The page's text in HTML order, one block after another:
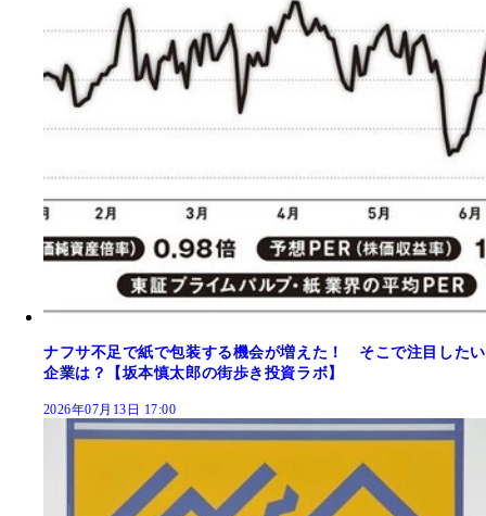
ナフサ不足で紙で包装する機会が増えた！ そこで注目したい
企業は？【坂本慎太郎の街歩き投資ラボ】
2026年07月13日 17:00